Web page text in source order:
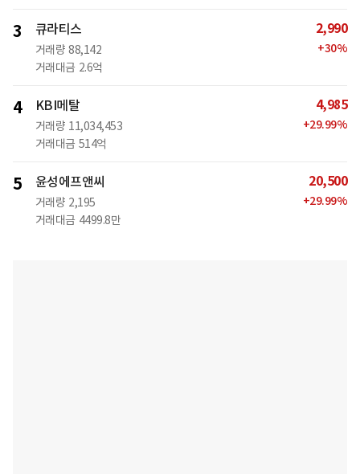
3 큐라티스
거래량 88,142
거래대금 2.6억
2,990
+30%
4 KBI메탈
거래량 11,034,453
거래대금 514억
4,985
+29.99%
5 윤성에프앤씨
거래량 2,195
거래대금 4499.8만
20,500
+29.99%